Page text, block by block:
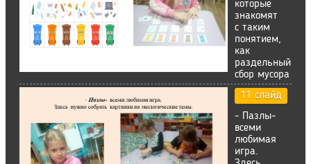
которые
знакомят
с таким
понятием,
как
раздельный
сбор мусора
11 слайд
- Пазлы-
всеми
любимая
игра.